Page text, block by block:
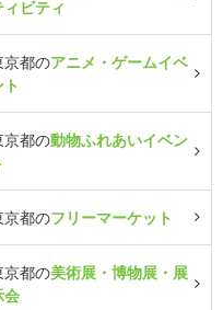
ィビティ
京都のアニメ・ゲームイベ
ト
京都の動物ふれあいイベン
京都のフリーマーケット
京都の美術展・博物展・展
会